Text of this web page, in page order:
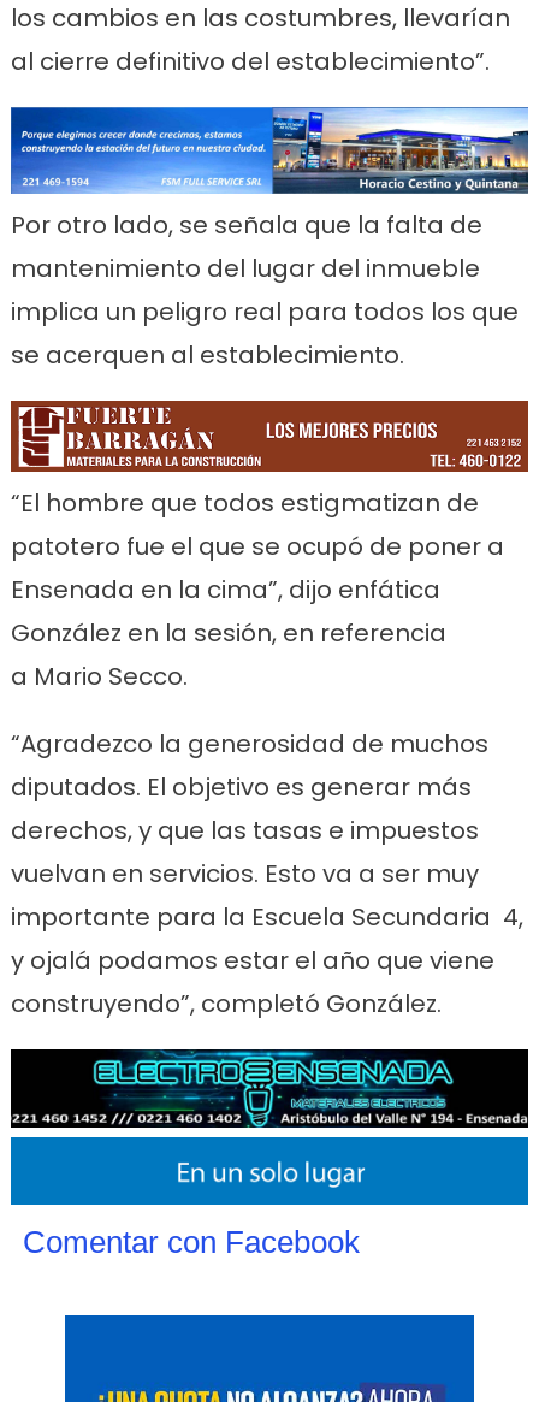
los cambios en las costumbres, llevarían
al cierre definitivo del establecimiento”.
Por otro lado, se señala que la falta de
mantenimiento del lugar del inmueble
implica un peligro real para todos los que
se acerquen al establecimiento.
“El hombre que todos estigmatizan de
patotero fue el que se ocupó de poner a
Ensenada en la cima”, dijo enfática
González en la sesión, en referencia
a Mario Secco.
“Agradezco la generosidad de muchos
diputados. El objetivo es generar más
derechos, y que las tasas e impuestos
vuelvan en servicios. Esto va a ser muy
importante para la Escuela Secundaria 4,
y ojalá podamos estar el año que viene
construyendo”, completó González.
Comentar con Facebook